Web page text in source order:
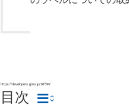
https://developers.gmo.jp/18784/
目次